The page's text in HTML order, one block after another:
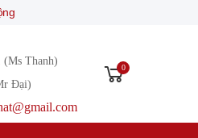
(Ms Thanh)
Đại)
0